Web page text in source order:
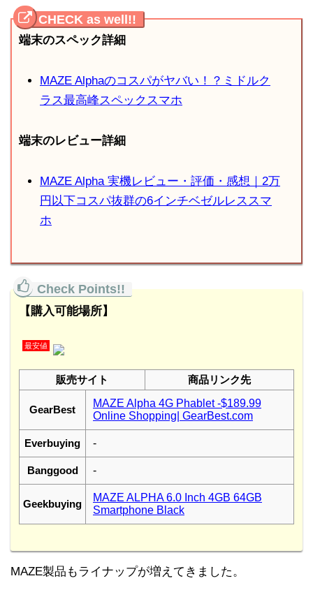
端末のスペック詳細
MAZE Alphaのコスパがヤバい！？ミドルク
ラス最高峰スペックスマホ
端末のレビュー詳細
MAZE Alpha 実機レビュー・評価・感想｜2万
円以下コスパ抜群の6インチベゼルレススマ
ホ
【購入可能場所】
最安値
販売サイト 商品リンク先
GearBest
MAZE Alpha 4G Phablet -$189.99
Online Shopping| GearBest.com
Everbuying -
Banggood -
Geekbuying
MAZE ALPHA 6.0 Inch 4GB 64GB
Smartphone Black
MAZE製品もライナップが増えてきました。